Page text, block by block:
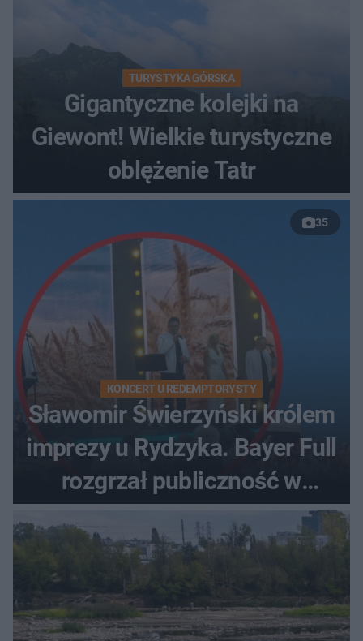
TURYSTYKA GÓRSKA
Gigantyczne kolejki na
Giewont! Wielkie turystyczne
oblężenie Tatr
35
KONCERT U REDEMPTORYSTY
Sławomir Świerzyński królem
imprezy u Rydzyka. Bayer Full
rozgrzał publiczność w
Toruniu